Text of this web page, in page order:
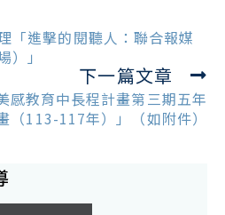
「進擊的閱聽人：聯合報媒
」
下一篇文章
感教育中長程計畫第三期五年
（113-117年）」（如附件）